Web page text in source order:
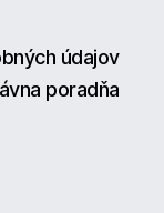
údajov
poradňa